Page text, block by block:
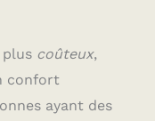
coûteux,
confort
ayant des